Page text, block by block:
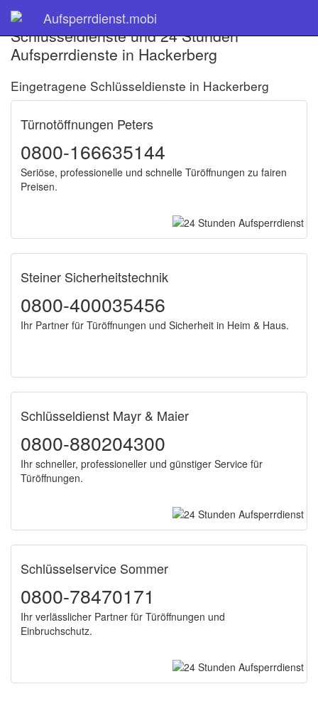
Aufsperrdienst.mobi
Schlüsseldienste und 24 Stunden
Aufsperrdienste in Hackerberg
Eingetragene Schlüsseldienste in Hackerberg
Türnotöffnungen Peters
0800-166635144
Seriöse, professionelle und schnelle Türöffnungen zu fairen
Preisen.
Steiner Sicherheitstechnik
0800-400035456
Ihr Partner für Türöffnungen und Sicherheit in Heim & Haus.
Schlüsseldienst Mayr & Maier
0800-880204300
Ihr schneller, professioneller und günstiger Service für
Türöffnungen.
Schlüsselservice Sommer
0800-78470171
Ihr verlässlicher Partner für Türöffnungen und
Einbruchschutz.